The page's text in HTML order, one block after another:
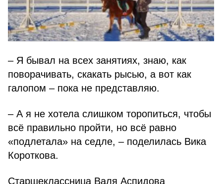
– Я бывал на всех занятиях, знаю, как
поворачивать, скакать рысью, а вот как
галопом – пока не представляю.
– А я не хотела слишком торопиться, чтобы
всё правильно пройти, но всё равно
«подлетала» на седле, – поделилась Вика
Короткова.
Старшеклассница Валя Аспидова